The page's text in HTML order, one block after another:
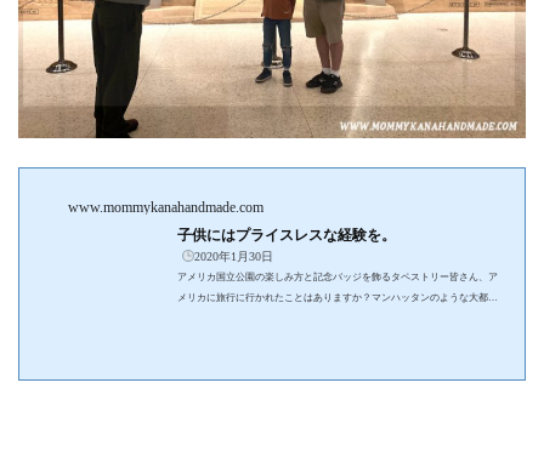
www.mommykanahandmade.com
子供にはプライスレスな経験を。
2020年1月30日
アメリカ国立公園の楽しみ方と記念バッジを飾るタペストリー皆さん、ア
メリカに旅行に行かれたことはありますか？マンハッタンのような大都市
自然は、一見の価値ありです。特に子連れ旅行でオススメなのが “ジュニ